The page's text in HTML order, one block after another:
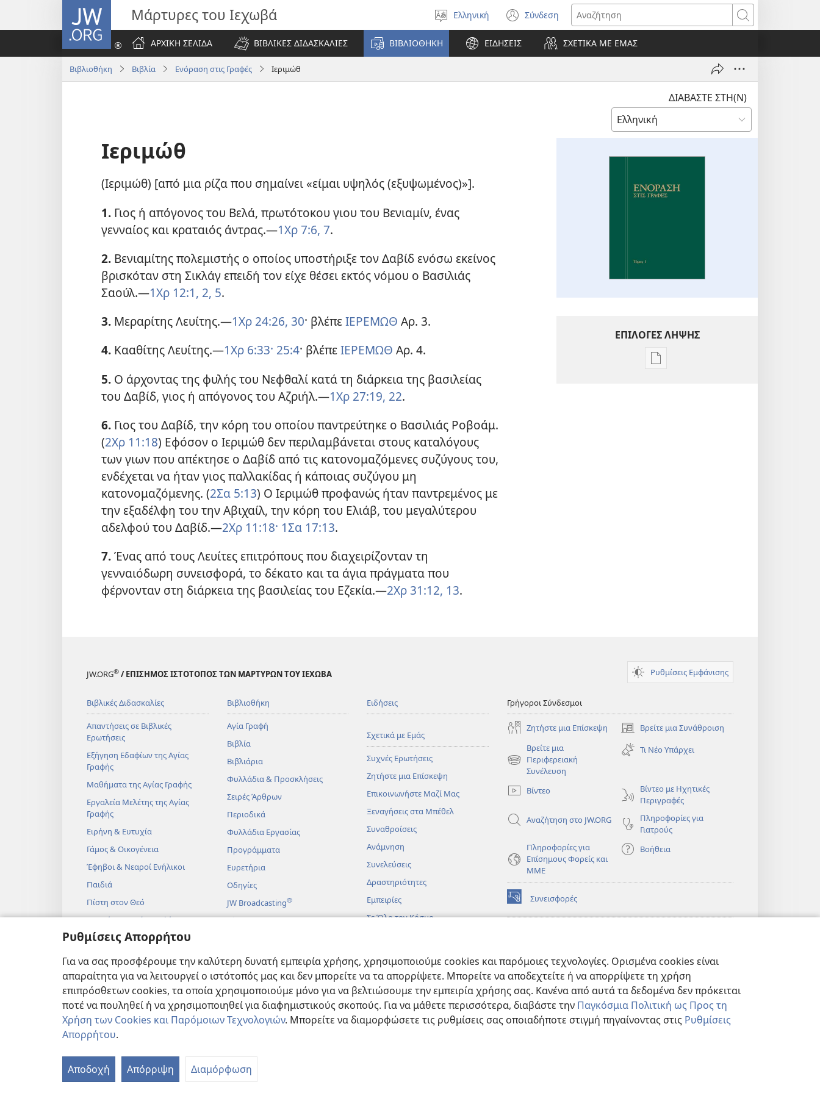
Ρυθμίσεις Απορρήτου
Για να σας προσφέρουμε την καλύτερη δυνατή εμπειρία χρήσης, χρησιμοποιούμε cookies και παρόμοιες τεχνολογίες. Ορισμένα cookies είναι
απαραίτητα για να λειτουργεί ο ιστότοπός μας και δεν μπορείτε να τα απορρίψετε. Μπορείτε να αποδεχτείτε ή να απορρίψετε τη χρήση
επιπρόσθετων cookies, τα οποία χρησιμοποιούμε μόνο για να βελτιώσουμε την εμπειρία χρήσης σας. Κανένα από αυτά τα δεδομένα δεν πρόκειται
ποτέ να πουληθεί ή να χρησιμοποιηθεί για διαφημιστικούς σκοπούς. Για να μάθετε περισσότερα, διαβάστε την Παγκόσμια Πολιτική ως Προς τη
Χρήση των Cookies και Παρόμοιων Τεχνολογιών. Μπορείτε να διαμορφώσετε τις ρυθμίσεις σας οποιαδήποτε στιγμή πηγαίνοντας στις Ρυθμίσεις
Απορρήτου.
Αποδοχή Απόρριψη Διαμόρφωση
JW.ORG Μάρτυρες του Ιεχωβά
Επιλέξτε
γλώσσα
Ελληνική Σύνδεση
(ανοίγει
νέο
παράθυρο)
Αναζήτηση
ΑΡΧΙΚΗ ΣΕΛΙΔΑ
ΒΙΒΛΙΚΕΣ ΔΙΔΑΣΚΑΛΙΕΣ ΒΙΒΛΙΟΘΗΚΗ ΕΙΔΗΣΕΙΣ ΣΧΕΤΙΚΑ ΜΕ ΕΜΑΣ
Βιβλιοθήκη Βιβλία Ενόραση στις Γραφές Ιεριμώθ
ΔΙΑΒΑΣΤΕ ΣΤΗ(Ν)
Ιεριμώθ
(Ιεριμώθ) [από μια ρίζα που σημαίνει «είμαι υψηλός (εξυψωμένος)»].
1. Γιος ή απόγονος του Βελά, πρωτότοκου γιου του Βενιαμίν, ένας
γενναίος και κραταιός άντρας.—1Χρ 7:6, 7.
2. Βενιαμίτης πολεμιστής ο οποίος υποστήριξε τον Δαβίδ ενόσω εκείνος
βρισκόταν στη Σικλάγ επειδή τον είχε θέσει εκτός νόμου ο Βασιλιάς
Σαούλ.—1Χρ 12:1, 2, 5.
3. Μεραρίτης Λευίτης.—1Χρ 24:26, 30· βλέπεΙΕΡΕΜΩΘ Αρ. 3.
4. Κααθίτης Λευίτης.—1Χρ 6:33· 25:4· βλέπεΙΕΡΕΜΩΘ Αρ. 4.
5. Ο άρχοντας της φυλής του Νεφθαλί κατά τη διάρκεια της βασιλείας
του Δαβίδ, γιος ή απόγονος του Αζριήλ.—1Χρ 27:19, 22.
6. Γιος του Δαβίδ, την κόρη του οποίου παντρεύτηκε ο Βασιλιάς Ροβοάμ.
(2Χρ 11:18) Εφόσον ο Ιεριμώθ δεν περιλαμβάνεται στους καταλόγους
των γιων που απέκτησε ο Δαβίδ από τις κατονομαζόμενες συζύγους του,
ενδέχεται να ήταν γιος παλλακίδας ή κάποιας συζύγου μη
κατονομαζόμενης. (2Σα 5:13) Ο Ιεριμώθ προφανώς ήταν παντρεμένος με
την εξαδέλφη του την Αβιχαίλ, την κόρη του Ελιάβ, του μεγαλύτερου
αδελφού του Δαβίδ.—2Χρ 11:18· 1Σα 17:13.
7.Ένας από τους Λευίτες επιτρόπους που διαχειρίζονταν τη
γενναιόδωρη συνεισφορά, το δέκατο και τα άγια πράγματα που
φέρνονταν στη διάρκεια της βασιλείας του Εζεκία.—2Χρ 31:12, 13.
ΕΠΙΛΟΓΕΣ ΛΗΨΗΣ
Επιλογές
JW.ORG® / ΕΠΙΣΗΜΟΣ ΙΣΤΟΤΟΠΟΣ ΤΩΝ ΜΑΡΤΥΡΩΝ ΤΟΥ ΙΕΧΩΒΑ Ρυθμίσεις Εμφάνισης
Βιβλικές Διδασκαλίες
Απαντήσεις σε Βιβλικές
Ερωτήσεις
Εξήγηση Εδαφίων της Αγίας
Γραφής
Μαθήματα της Αγίας Γραφής
Εργαλεία Μελέτης της Αγίας
Γραφής
Ειρήνη & Ευτυχία
Γάμος & Οικογένεια
Έφηβοι & Νεαροί Ενήλικοι
Παιδιά
Πίστη στον Θεό
Επιστήμη & Αγία Γραφή
Ιστορία & Αγία Γραφή
Βιβλιοθήκη
Αγία Γραφή
Βιβλία
Βιβλιάρια
Φυλλάδια & Προσκλήσεις
Σειρές Άρθρων
Περιοδικά
Φυλλάδια Εργασίας
Προγράμματα
Ευρετήρια
Οδηγίες
JW Broadcasting®
Βίντεο
Ηχητικά Δράματα
Δραματοποιημένες Βιβλικές
Αναγνώσεις
Ειδήσεις
Σχετικά με Εμάς
Συχνές Ερωτήσεις
Ζητήστε μια Επίσκεψη
Επικοινωνήστε Μαζί Μας
Ξεναγήσεις στα Μπέθελ
Συναθροίσεις
Ανάμνηση
Συνελεύσεις
Δραστηριότητες
Εμπειρίες
Σε Όλο τον Κόσμο
Γρήγοροι Σύνδεσμοι
Ζητήστε μια Επίσκεψη Βρείτε μια Συνάθροιση
(ανοίγει
νέο
παράθυρο)
Βρείτε μια
Περιφερειακή
Συνέλευση
(ανοίγει
παράθυρο)
Τι Νέο Υπάρχει
Βίντεο
Βίντεο με Ηχητικές
Περιγραφές
Αναζήτηση στο JW.ORG
Πληροφορίες για
Γιατρούς
Πληροφορίες για
Επίσημους Φορείς και
ΜΜΕ
Βοήθεια
Συνεισφορές
(ανοίγει
νέο
νέο
παράθυρο)
παράθυρο)
JW Library ®
Βιβλιοθήκη της
Σκοπιάς